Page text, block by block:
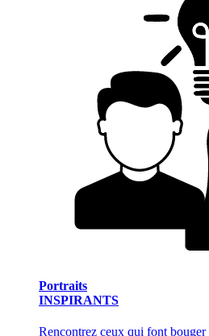
Portraits
INSPIRANTS
Rencontrez ceux qui font